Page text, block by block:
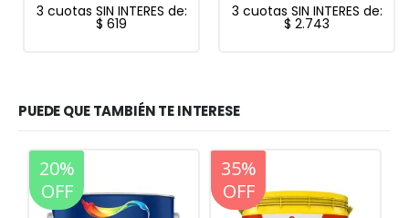
3 cuotas SIN INTERES de:
$ 619
3 cuotas SIN INTERES de:
$ 2.743
PUEDE QUE TAMBIÉN TE INTERESE
20%
OFF
35%
OFF
20%
OFF